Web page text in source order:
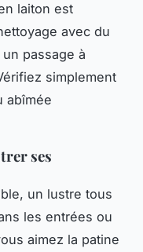
laiton est
avec du
passage à
simplement
abîmée
ses
un lustre tous
les entrées ou
aimez la patine